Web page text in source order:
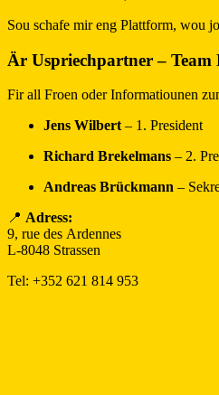
Sou schafe mir eng Plattform, wou
Är Uspriechpartner – Team
Fir all Froen oder Informatiounen
Jens Wilbert – 1. President
Richard Brekelmans – 2.
Andreas Brückmann –
📍 Adress:
9, rue des Ardennes
L-8048 Strassen
Tel: +352 621 814 953